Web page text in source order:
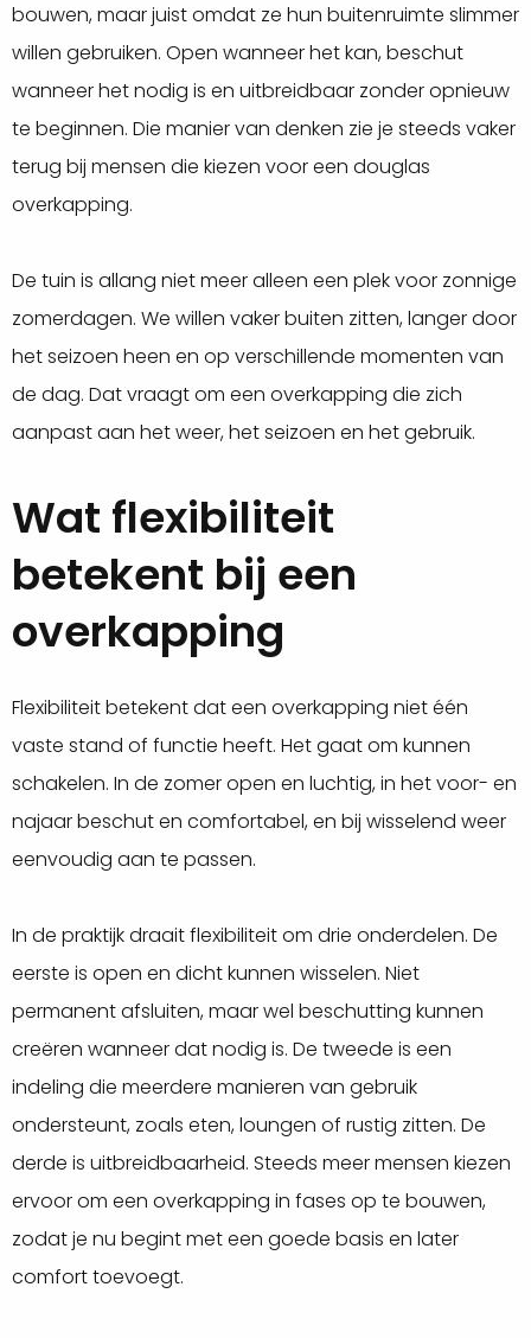
bouwen, maar juist omdat ze hun buitenruimte slimmer
willen gebruiken. Open wanneer het kan, beschut
wanneer het nodig is en uitbreidbaar zonder opnieuw
te beginnen. Die manier van denken zie je steeds vaker
terug bij mensen die kiezen voor een douglas
overkapping.
De tuin is allang niet meer alleen een plek voor zonnige
zomerdagen. We willen vaker buiten zitten, langer door
het seizoen heen en op verschillende momenten van
de dag. Dat vraagt om een overkapping die zich
aanpast aan het weer, het seizoen en het gebruik.
Wat flexibiliteit
betekent bij een
overkapping
Flexibiliteit betekent dat een overkapping niet één
vaste stand of functie heeft. Het gaat om kunnen
schakelen. In de zomer open en luchtig, in het voor- en
najaar beschut en comfortabel, en bij wisselend weer
eenvoudig aan te passen.
In de praktijk draait flexibiliteit om drie onderdelen. De
eerste is open en dicht kunnen wisselen. Niet
permanent afsluiten, maar wel beschutting kunnen
creëren wanneer dat nodig is. De tweede is een
indeling die meerdere manieren van gebruik
ondersteunt, zoals eten, loungen of rustig zitten. De
derde is uitbreidbaarheid. Steeds meer mensen kiezen
ervoor om een overkapping in fases op te bouwen,
zodat je nu begint met een goede basis en later
comfort toevoegt.